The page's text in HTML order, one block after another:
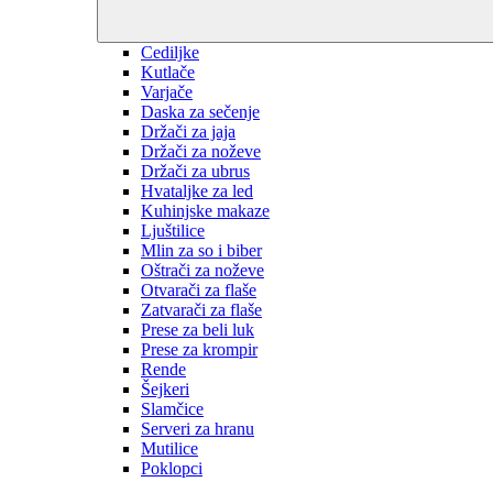
Cediljke
Kutlače
Varjače
Daska za sečenje
Držači za jaja
Držači za noževe
Držači za ubrus
Hvataljke za led
Kuhinjske makaze
Ljuštilice
Mlin za so i biber
Oštrači za noževe
Otvarači za flaše
Zatvarači za flaše
Prese za beli luk
Prese za krompir
Rende
Šejkeri
Slamčice
Serveri za hranu
Mutilice
Poklopci